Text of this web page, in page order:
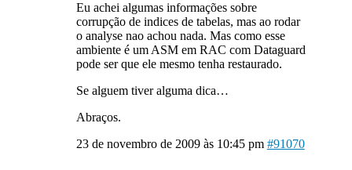
Eu achei algumas informações sobre
corrupção de indices de tabelas, mas ao rodar
o analyse nao achou nada. Mas como esse
ambiente é um ASM em RAC com Dataguard
pode ser que ele mesmo tenha restaurado.
Se alguem tiver alguma dica…
Abraços.
23 de novembro de 2009 às 10:45 pm #91070